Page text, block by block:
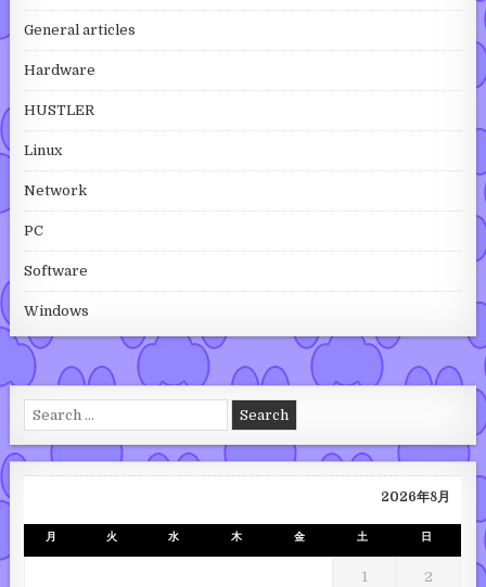
General articles
Hardware
HUSTLER
Linux
Network
PC
Software
Windows
Search for:
2026年8月
月 火 水 木 金 土 日
1 2